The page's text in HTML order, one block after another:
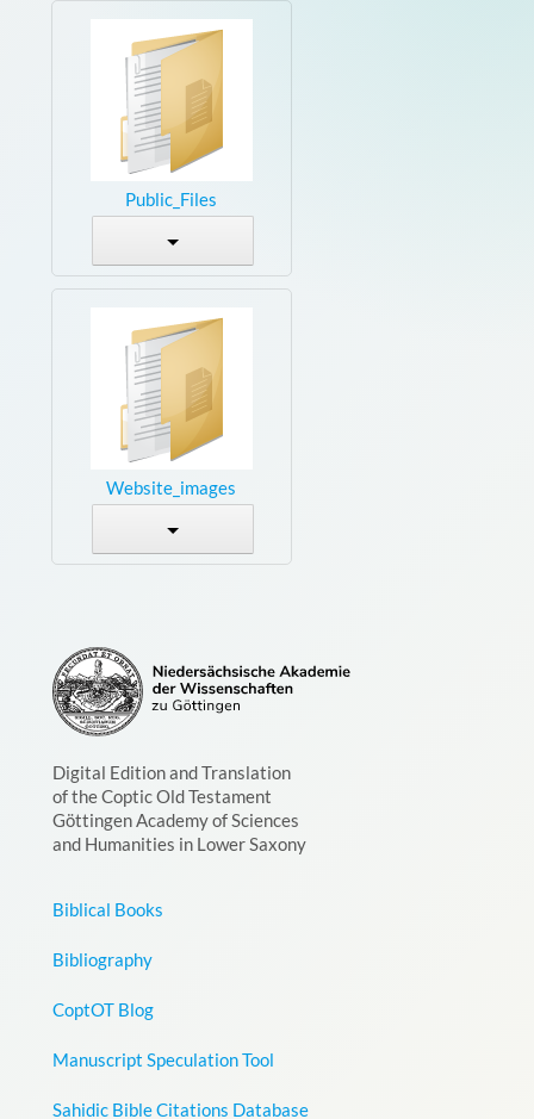
Public_Files
Website_images
Digital Edition and Translation
of the Coptic Old Testament
Göttingen Academy of Sciences
and Humanities in Lower Saxony
Biblical Books
Bibliography
CoptOT Blog
Manuscript Speculation Tool
Sahidic Bible Citations Database